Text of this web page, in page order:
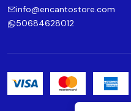
info@encantostore.com
50684628012